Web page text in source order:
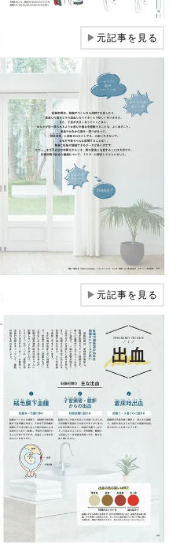
▶元記事を見る
▶元記事を見る